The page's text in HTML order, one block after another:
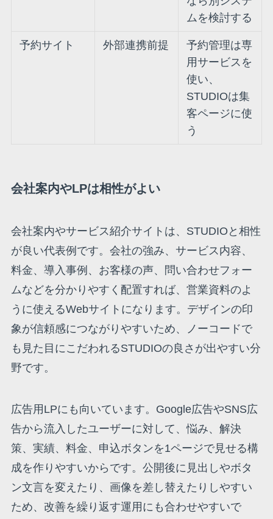
ムを検討する
予約サイト 外部連携前提
予約管理は専
用サービスを
使い、
STUDIOは集
客ページに使
う
会社案内やLPは相性がよい
会社案内やサービス紹介サイトは、STUDIOと相性
が良い代表例です。会社の強み、サービス内容、
料金、導入事例、お客様の声、問い合わせフォー
ムなどを分かりやすく配置すれば、営業資料のよ
うに使えるWebサイトになります。デザインの印
象が信頼感につながりやすいため、ノーコードで
も見た目にこだわれるSTUDIOの良さが出やすい分
野です。
広告用LPにも向いています。Google広告やSNS広
告から流入したユーザーに対して、悩み、解決
策、実績、料金、申込ボタンを1ページで見せる構
成を作りやすいからです。公開後に見出しやボタ
ン文言を変えたり、画像を差し替えたりしやすい
ため、改善を繰り返す運用にも合わせやすいで